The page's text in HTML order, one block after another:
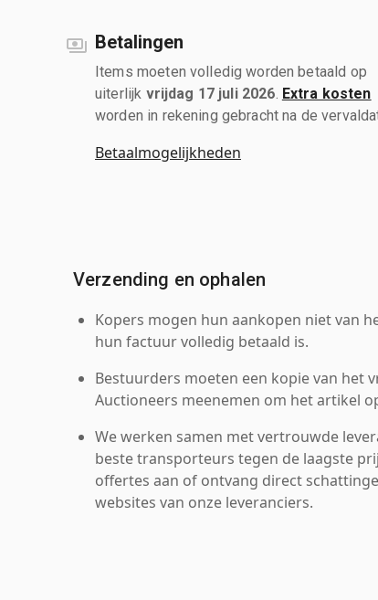
Betalingen
Items moeten volledig worden betaald op
uiterlijk vrijdag 17 juli 2026 Extra kosten
worden in rekening gebracht na de
Betaalmogelijkheden
Verzending en ophalen
Kopers mogen hun aankopen niet van
hun factuur volledig betaald is.
Bestuurders moeten een kopie van het
Auctioneers meenemen om het artikel
We werken samen met vertrouwde
beste transporteurs tegen de laagste
offertes aan of ontvang direct
websites van onze leveranciers.